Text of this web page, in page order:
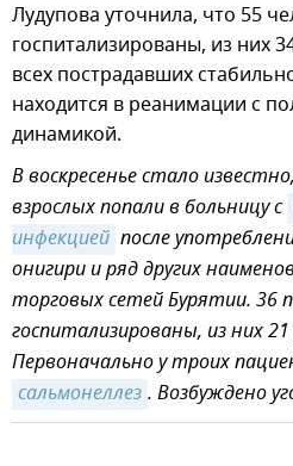
Лудупова уточнила, что 55
госпитализированы, из них
всех пострадавших
находится в реанимации с
динамикой.
В воскресенье стало
взрослых попали в больницу с
инфекцией после
онигири и ряд других
торговых сетей Бурятии. 36
госпитализированы, из них
Первоначально у троих
сальмонеллез. Возбуждено